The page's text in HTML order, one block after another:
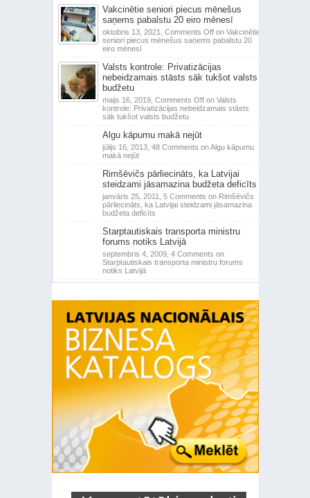
Vakcinētie seniori piecus mēnešus
saņems pabalstu 20 eiro mēnesī
oktobris 13, 2021, Comments Offon Vakcinētie
seniori piecus mēnešus saņems pabalstu 20
eiro mēnesī
Valsts kontrole: Privatizācijas
nebeidzamais stāsts sāk tukšot valsts
budžetu
maijs 16, 2019, Comments Offon Valsts
kontrole: Privatizācijas nebeidzamais stāsts
sāk tukšot valsts budžetu
Algu kāpumu makā nejūt
jūlijs 16, 2013, 48 Comments on Algu kāpumu
makā nejūt
Rimšēvičs pārliecināts, ka Latvijai
steidzami jāsamazina budžeta deficīts
janvāris 25, 2011, 5 Comments on Rimšēvičs
pārliecināts, ka Latvijai steidzami jāsamazina
budžeta deficīts
Starptautiskais transporta ministru
forums notiks Latvijā
septembris 4, 2009, 4 Comments on
Starptautiskais transporta ministru forums
notiks Latvijā